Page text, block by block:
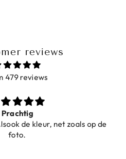
reviews
479 reviews
Prachtig
de kleur, net zoals op de
foto.